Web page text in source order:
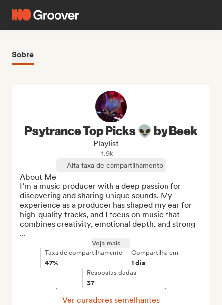
Sobre
Psytrance Top Picks 👽 by Beek
Playlist
1.9k
Alta taxa de compartilhamento
About Me
I’m a music producer with a deep passion for
discovering and sharing unique sounds. My
experience as a producer has shaped my ear for
high-quality tracks, and I focus on music that
combines creativity, emotional depth, and strong
...
Veja mais
Taxa de compartilhamento
47%
Compartilha em
1 dia
Respostas dadas
37
Ver curadores semelhantes